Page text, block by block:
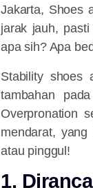
Jakarta, Shoes
jarak jauh,
apa sih? Apa
Stability shoes
tambahan
Overpronation
mendarat,
atau pinggul!
1️.